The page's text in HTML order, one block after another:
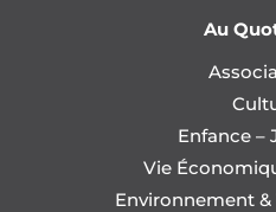
Au
Enfance –
Vie
Environnement